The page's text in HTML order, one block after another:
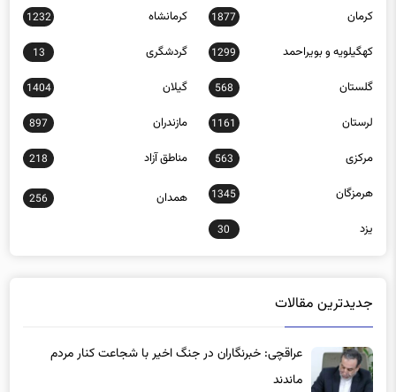
کرمان 1877 کرمانشاه 1232
کهگیلویه و بویراحمد 1299 گردشگری 13
گلستان 568 گیلان 1404
لرستان 1161 مازندران 897
مرکزی 563 مناطق آزاد 218
هرمزگان 1345 همدان 256
یزد 30
جدیدترین مقالات
عراقچی: خبرنگاران در جنگ اخیر با شجاعت کنار مردم
ماندند